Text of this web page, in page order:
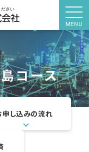
MENU
コース
申し込みの流れ